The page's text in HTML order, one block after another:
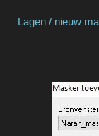
Lagen / nieuw